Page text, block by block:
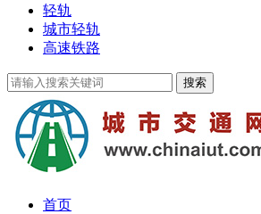
轻轨
城市轻轨
高速铁路
首页